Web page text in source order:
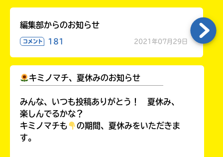
編集部からのお知らせ
コメント 181 2021年07月29日
キミノマチ、夏休みのお知らせ
みんな、いつも投稿ありがとう！ 夏休み、
楽しんでるかな？
キミノマチも
の期間、夏休みをいただきま
す。